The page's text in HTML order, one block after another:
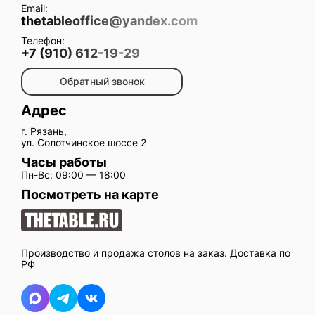
Производство и продажа столов на заказ. Доставка по
РФ
Email:
thetableoffice@yandex.com
Телефон:
+7 (910) 612-19-29
Обратный звонок
Адрес
г. Рязань,
ул. Солотчинское шоссе 2
Часы работы
Пн-Вс: 09:00 — 18:00
Посмотреть на карте